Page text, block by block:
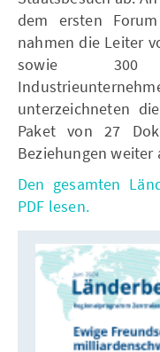
dem ersten
nahmen die Leiter
sowie 300
unterzeichneten
Paket von 27
Beziehungen weiter
Den gesamten
PDF lesen.